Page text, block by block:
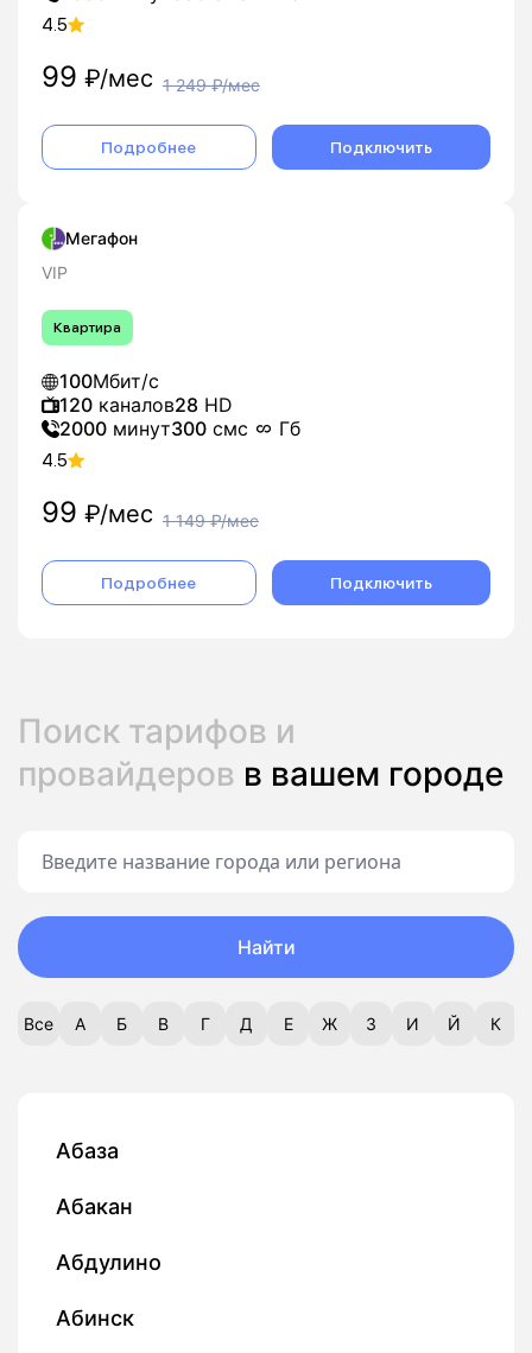
4.5
99 ₽/мес 1 249₽/мес
Подробнее Подключить
Мегафон
VIP
Квартира
100Мбит/с
120 каналов28 HD
2000 минут300 смс Гб
4.5
99 ₽/мес 1 149₽/мес
Подробнее Подключить
Поиск тарифов и
провайдеров в вашем городе
Найти
Все А Б В Г Д Е Ж З И Й К
Абаза
Абакан
Абдулино
Абинск